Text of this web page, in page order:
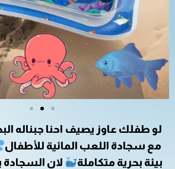
لو طفلك عاوز يصيف احنا جبناله
مع سجادة اللعب المائية للأطفال
بيئة بحرية متكاملة
لان